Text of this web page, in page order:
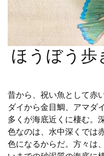
ほうぼう歩
昔から、祝い魚として赤
ダイから金目鯛、アマダ
多くが海底近くに棲む。
色なのは、水中深くでは
色になるからだ。方々は